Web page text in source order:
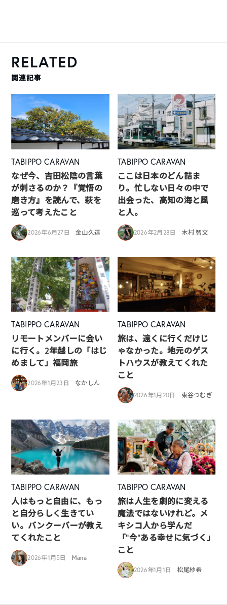
RELATED
関連記事
TABIPPO CARAVAN
なぜ今、吉田松陰の言葉
が刺さるのか？『覚悟の
磨き方』を読んで、萩を
巡って考えたこと
2026年6月27日 金山久遠
TABIPPO CARAVAN
ここは日本のどん詰ま
り。忙しない日々の中で
出会った、高知の海と風
と人。
2026年2月28日 木村 智文
TABIPPO CARAVAN
リモートメンバーに会い
に行く。2年越しの「はじ
めまして」福岡旅
2026年1月23日 なかしん
TABIPPO CARAVAN
旅は、遠くに行くだけじ
ゃなかった。地元のゲス
トハウスが教えてくれた
こと
2026年1月20日 東谷つむぎ
TABIPPO CARAVAN
人はもっと自由に、もっ
と自分らしく生きてい
い。バンクーバーが教え
てくれたこと
2026年1月5日 Mana
TABIPPO CARAVAN
旅は人生を劇的に変える
魔法ではないけれど。メ
キシコ人から学んだ
「”今”ある幸せに気づく」
こと
2026年1月1日 松尾紗希